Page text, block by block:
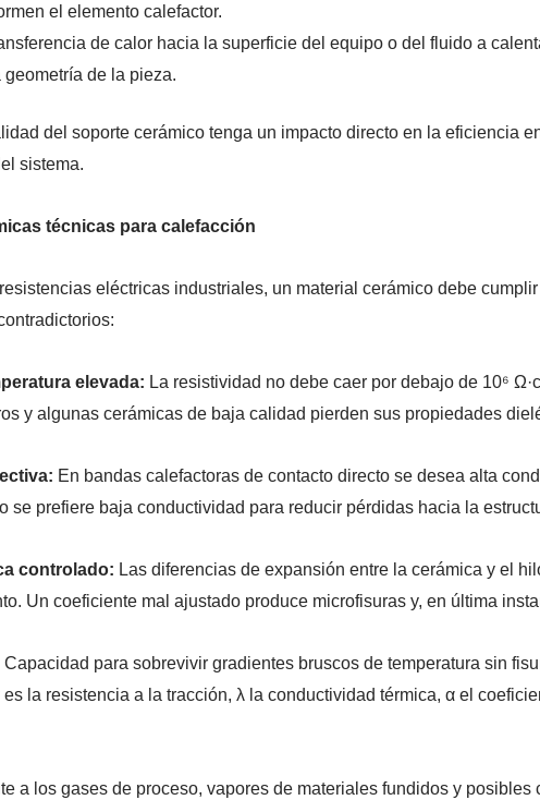
el elemento calefactor.
de calor hacia la superficie del equipo o del fluido a
de la pieza.
del soporte cerámico tenga un impacto directo en la eficiencia
sistema.
técnicas para calefacción
eléctricas industriales, un material cerámico debe
elevada: La resistividad no debe caer por debajo de 10⁶
y algunas cerámicas de baja calidad pierden sus propiedades
En bandas calefactoras de contacto directo se desea alta
se prefiere baja conductividad para reducir pérdidas hacia la
controlado: Las diferencias de expansión entre la cerámica y el
Un coeficiente mal ajustado produce microfisuras y, en última
Capacidad para sobrevivir gradientes bruscos de temperatura sin
es la resistencia a la tracción, λ la conductividad térmica, α el
a los gases de proceso, vapores de materiales fundidos y posibles